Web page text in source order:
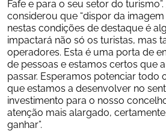
Fafe e para o seu setor do
considerou que “dispor da
nestas condições de destaque é
impactará não só os turistas, mas
operadores. Esta é uma porta de
de pessoas e estamos certos que
passar. Esperamos potenciar todo
que estamos a desenvolver no
investimento para o nosso
atenção mais alargado,
ganhar”.